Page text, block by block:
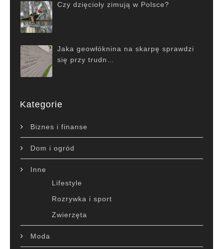
Czy dzięcioły zimują w Polsce?
Jaka geowłóknina na skarpę sprawdzi
się przy trudn…
Kategorie
Biznes i finanse
Dom i ogród
Inne
Lifestyle
Rozrywka i sport
Zwierzęta
Moda